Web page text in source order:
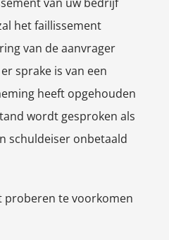
het faillissement
van de aanvrager
sprake is van een
heeft opgehouden
wordt gesproken als
schuldeiser onbetaald
proberen te voorkomen